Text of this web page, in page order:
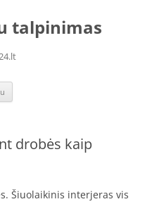
talpinimas
drobės kaip
Šiuolaikinis interjeras vis